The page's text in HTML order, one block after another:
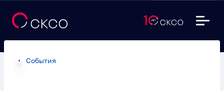
События